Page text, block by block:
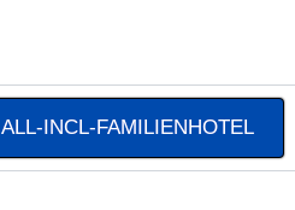
ALL-INCL-FAMILIENHOTEL